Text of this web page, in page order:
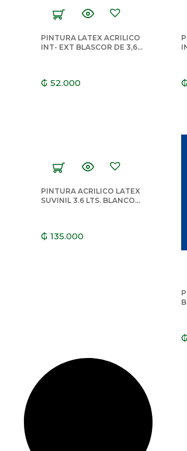
PINTURA LATEX ACRILICO
INT- EXT BLASCOR DE 3,6
₲ 52.000 ₲
PINTURA ACRILICO LATEX
SUVINIL 3.6 LTS. BLANCO
₲ 135.000
₲